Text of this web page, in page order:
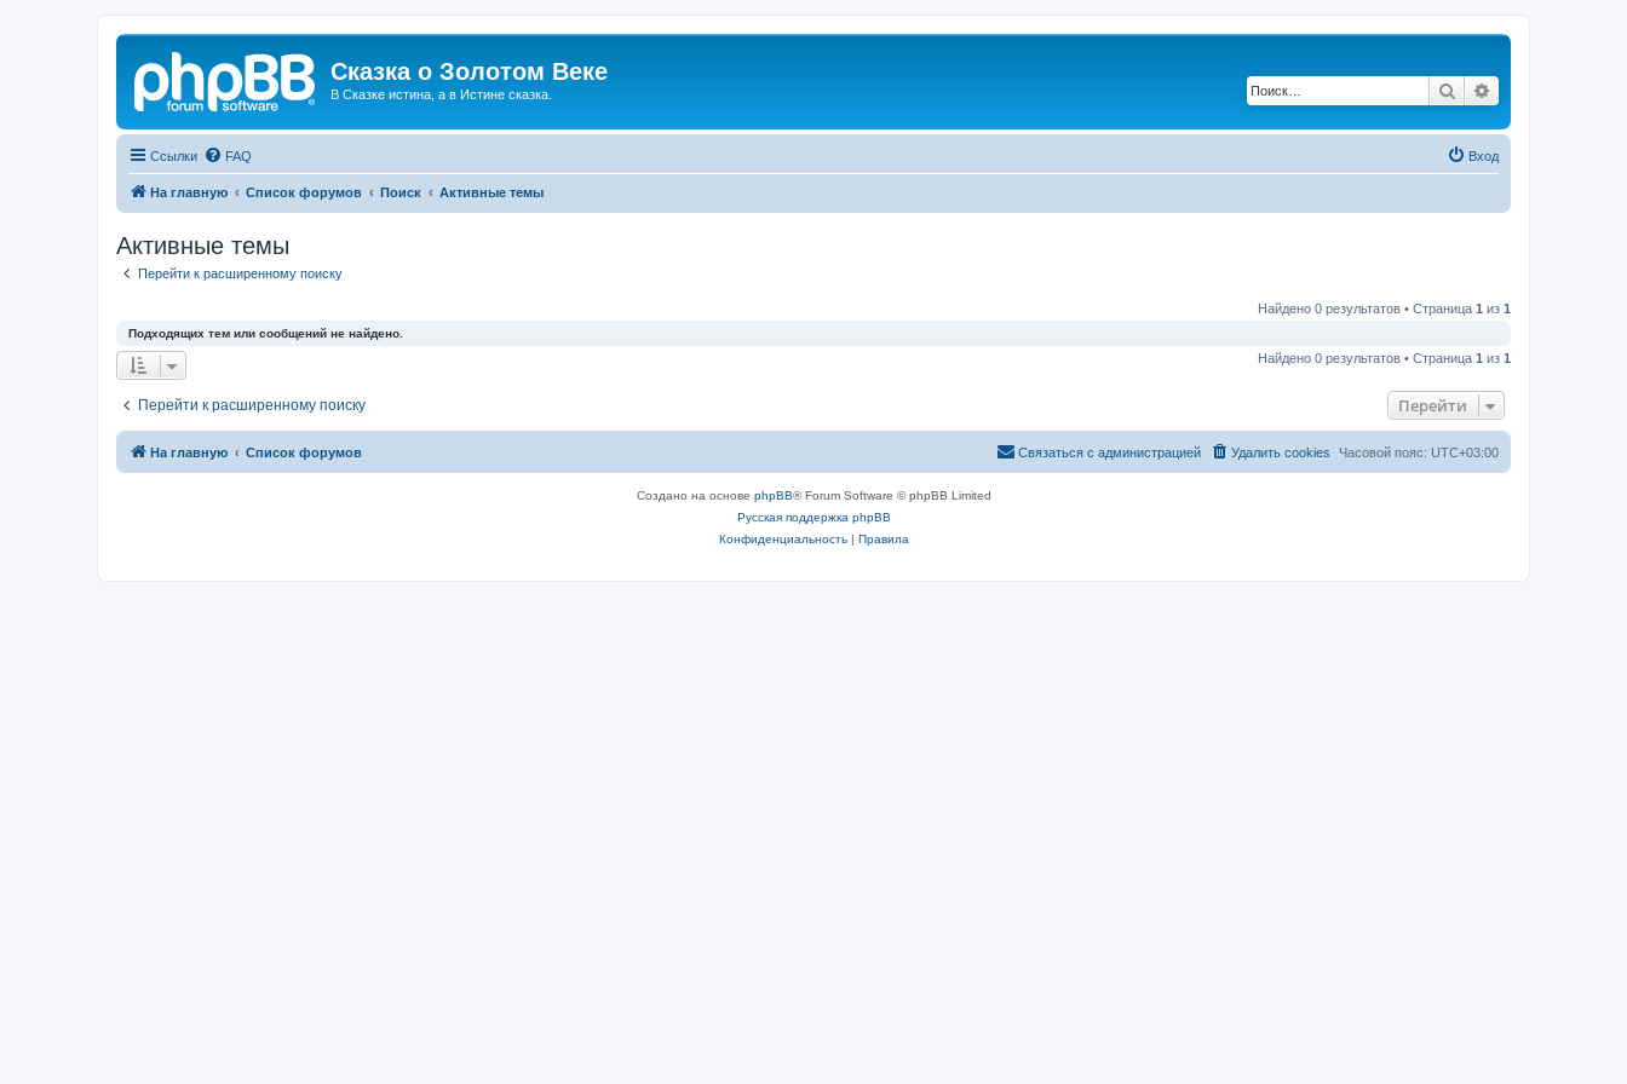
Сказка о Золотом Веке
В Сказке истина, а в Истине сказка. Поиск
Ссылки FAQ Вход
На главную Список форумов Поиск Активные темы
Активные темы
Перейти к расширенному поиску
Найдено 0 результатов • Страница 1 из 1
Подходящих тем или сообщений не найдено.
Найдено 0 результатов • Страница 1 из 1
Перейти к расширенному поиску Перейти
На главную Список форумов Часовой пояс: UTC+03:00
Удалить cookies
Связаться с администрацией
Создано на основе phpBB® Forum Software © phpBB Limited
Русская поддержка phpBB
Конфиденциальность| Правила